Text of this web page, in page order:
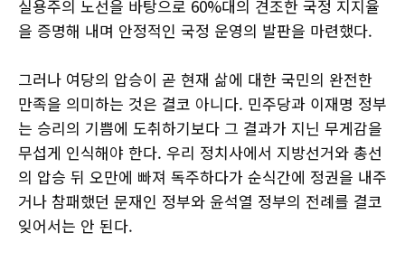
실용주의 노선을 바탕으로 60%대의 견조한 국정 지지율
을 증명해 내며 안정적인 국정 운영의 발판을 마련했다.
그러나 여당의 압승이 곧 현재 삶에 대한 국민의 완전한
만족을 의미하는 것은 결코 아니다. 민주당과 이재명 정부
는 승리의 기쁨에 도취하기보다 그 결과가 지닌 무게감을
무섭게 인식해야 한다. 우리 정치사에서 지방선거와 총선
의 압승 뒤 오만에 빠져 독주하다가 순식간에 정권을 내주
거나 참패했던 문재인 정부와 윤석열 정부의 전례를 결코
잊어서는 안 된다.